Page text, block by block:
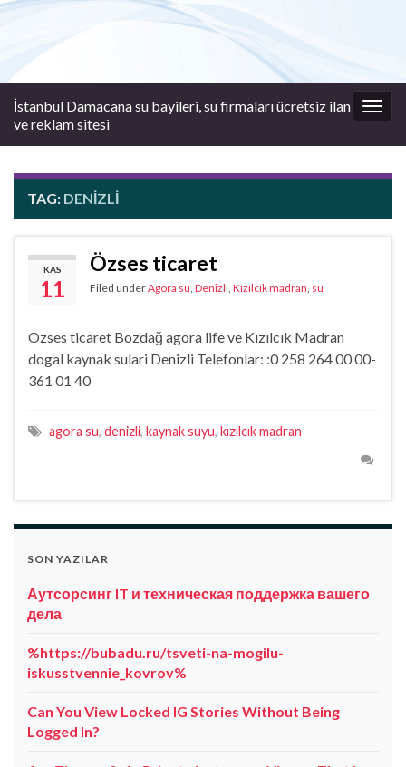
İstanbul Damacana su bayileri, su firmaları ücretsiz ilan
ve reklam sitesi
TAG: DENIZLI
KAS
11
Özses ticaret
Filed underAgora su, Denizli, Kızılcık madran, su
Ozses ticaret Bozdağ agora life ve Kızılcık Madran
dogal kaynak sulari Denizli Telefonlar: :0 258 264 00 00-
361 01 40
agora su, denizli, kaynak suyu, kızılcık madran
SON YAZILAR
Аутсорсинг IT и техническая поддержка вашего
дела
%https://bubadu.ru/tsveti-na-mogilu-
iskusstvennie_kovrov%
Can You View Locked IG Stories Without Being
Logged In?